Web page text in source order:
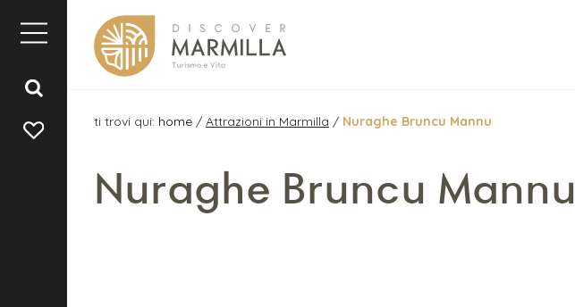
ti trovi qui: home / Attrazioni in Marmilla / Nuraghe Bruncu Mannu
Nuraghe Bruncu Mannu